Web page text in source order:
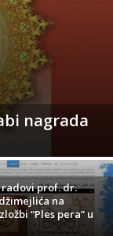
nagrada
prof. dr.
na
“Ples pera” u